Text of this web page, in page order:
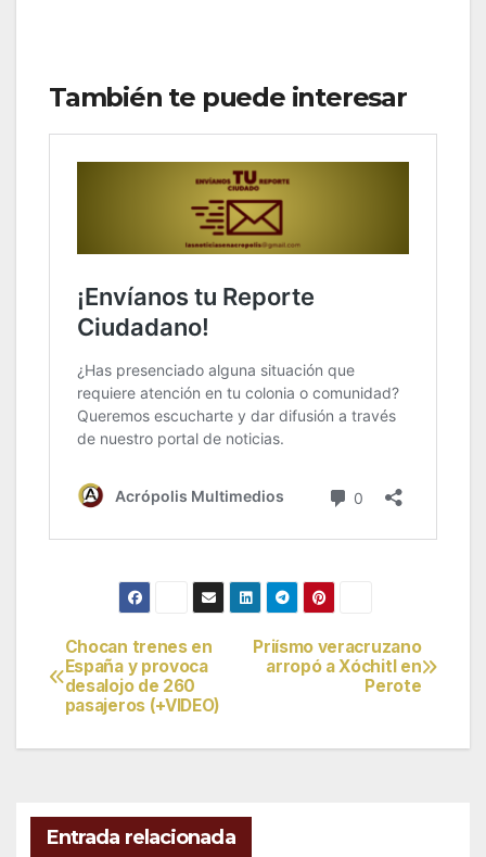
También te puede interesar
Navegación
de
entradas
Priísmo veracruzano
arropó a Xóchitl en
Perote
Chocan trenes en
España y provoca
desalojo de 260
pasajeros (+VIDEO)
Entrada relacionada